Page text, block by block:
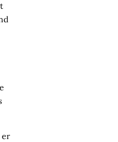
er